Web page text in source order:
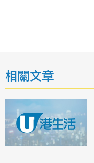
相關文章